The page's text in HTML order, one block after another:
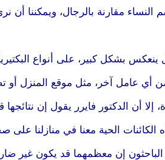
النساء مقارنة بالرجال، ويمكننا
بشكل كبير، على أنواع
أي عامل آخر، مثل موقع المنزل أو
أن الدكتور فايرر يقول إن
الحية معنا في منازلنا على
إن معظمهما قد يكون غير